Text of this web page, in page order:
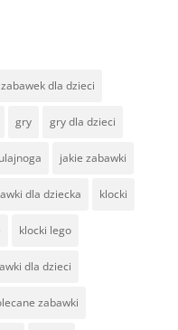
dla dzieci
gry gry dla dzieci
jakie zabawki
dla dziecka klocki
klocki lego
dla dzieci
zabawki